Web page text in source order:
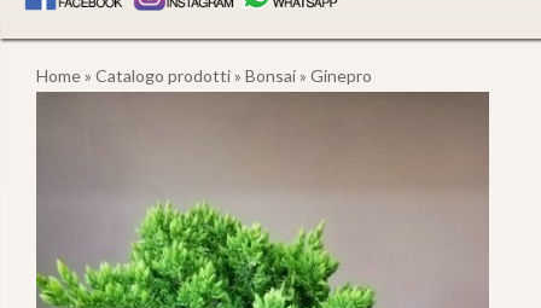
Home» Catalogo prodotti» Bonsai» Ginepro